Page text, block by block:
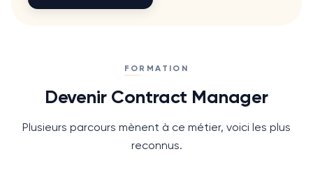
FORMATION
Devenir Contract Manager
Plusieurs parcours mènent à ce métier, voici les plus
reconnus.